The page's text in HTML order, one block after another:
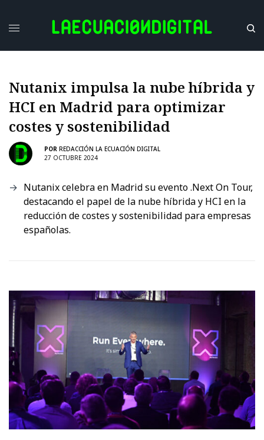
Nutanix impulsa la nube híbrida y
HCI en Madrid para optimizar
costes y sostenibilidad
POR REDACCIÓN LA ECUACIÓN DIGITAL
27 OCTUBRE 2024
Nutanix celebra en Madrid su evento .Next On Tour,
destacando el papel de la nube híbrida y HCI en la
reducción de costes y sostenibilidad para empresas
españolas.